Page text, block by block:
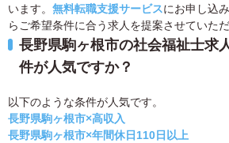
います。 無料転職支援サービスにお申し込
らご希望条件に合う求人を提案させていただ
長野県駒ヶ根市の社会福祉士求
件が人気ですか？
以下のような条件が人気です。
長野県駒ヶ根市×高収入
長野県駒ヶ根市×年間休日110日以上